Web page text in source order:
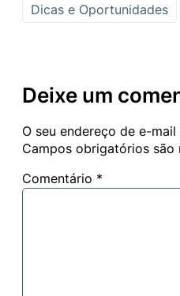
Dicas e Oportunidades
Deixe um
O seu endereço de e-
Campos obrigatórios são
Comentário *